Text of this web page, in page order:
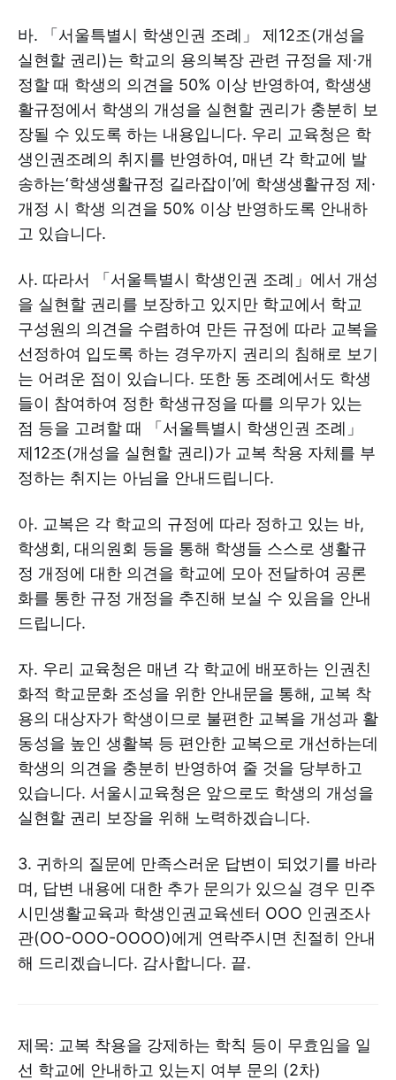
바. 「서울특별시 학생인권 조례」 제12조(개성을
실현할 권리)는 학교의 용의복장 관련 규정을 제·개
정할 때 학생의 의견을 50% 이상 반영하여, 학생생
활규정에서 학생의 개성을 실현할 권리가 충분히 보
장될 수 있도록 하는 내용입니다. 우리 교육청은 학
생인권조례의 취지를 반영하여, 매년 각 학교에 발
송하는‘학생생활규정 길라잡이’에 학생생활규정 제·
개정 시 학생 의견을 50% 이상 반영하도록 안내하
고 있습니다.
사. 따라서 「서울특별시 학생인권 조례」에서 개성
을 실현할 권리를 보장하고 있지만 학교에서 학교
구성원의 의견을 수렴하여 만든 규정에 따라 교복을
선정하여 입도록 하는 경우까지 권리의 침해로 보기
는 어려운 점이 있습니다. 또한 동 조례에서도 학생
들이 참여하여 정한 학생규정을 따를 의무가 있는
점 등을 고려할 때 「서울특별시 학생인권 조례」
제12조(개성을 실현할 권리)가 교복 착용 자체를 부
정하는 취지는 아님을 안내드립니다.
아. 교복은 각 학교의 규정에 따라 정하고 있는 바,
학생회, 대의원회 등을 통해 학생들 스스로 생활규
정 개정에 대한 의견을 학교에 모아 전달하여 공론
화를 통한 규정 개정을 추진해 보실 수 있음을 안내
드립니다.
자. 우리 교육청은 매년 각 학교에 배포하는 인권친
화적 학교문화 조성을 위한 안내문을 통해, 교복 착
용의 대상자가 학생이므로 불편한 교복을 개성과 활
동성을 높인 생활복 등 편안한 교복으로 개선하는데
학생의 의견을 충분히 반영하여 줄 것을 당부하고
있습니다. 서울시교육청은 앞으로도 학생의 개성을
실현할 권리 보장을 위해 노력하겠습니다.
3. 귀하의 질문에 만족스러운 답변이 되었기를 바라
며, 답변 내용에 대한 추가 문의가 있으실 경우 민주
시민생활교육과 학생인권교육센터 OOO 인권조사
관(OO-OOO-OOOO)에게 연락주시면 친절히 안내
해 드리겠습니다. 감사합니다. 끝.
제목: 교복 착용을 강제하는 학칙 등이 무효임을 일
선 학교에 안내하고 있는지 여부 문의 (2차)